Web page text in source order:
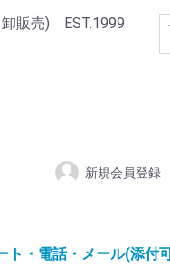
卸販売) EST.1999
新規会員登録
ト・電話・メール(添付